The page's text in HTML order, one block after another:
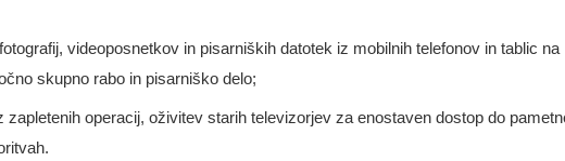
videoposnetkov in pisarniških datotek iz mobilnih telefonov in tablic na
skupno rabo in pisarniško delo;
zapletenih operacij, oživitev starih televizorjev za enostaven dostop do